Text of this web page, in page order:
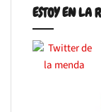
ESTOY EN LA